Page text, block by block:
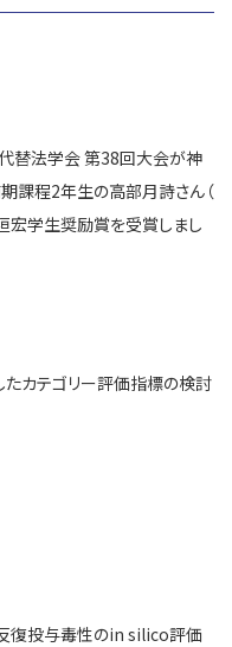
替法学会 第38回大会が神
課程2年生の高部月詩さん（
宏学生奨励賞を受賞しまし
カテゴリー評価指標の検討
復投与毒性のin silico評価